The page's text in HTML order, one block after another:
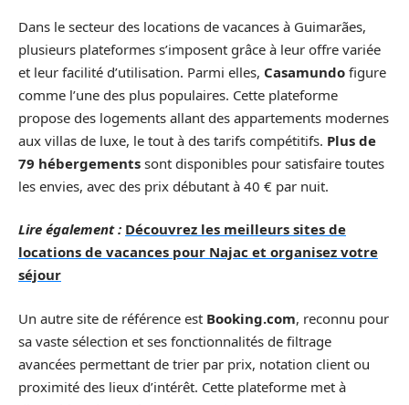
Dans le secteur des locations de vacances à Guimarães,
plusieurs plateformes s’imposent grâce à leur offre variée
et leur facilité d’utilisation. Parmi elles, Casamundo figure
comme l’une des plus populaires. Cette plateforme
propose des logements allant des appartements modernes
aux villas de luxe, le tout à des tarifs compétitifs. Plus de
79 hébergements sont disponibles pour satisfaire toutes
les envies, avec des prix débutant à 40 € par nuit.
Lire également : Découvrez les meilleurs sites de
locations de vacances pour Najac et organisez votre
séjour
Un autre site de référence est Booking.com, reconnu pour
sa vaste sélection et ses fonctionnalités de filtrage
avancées permettant de trier par prix, notation client ou
proximité des lieux d’intérêt. Cette plateforme met à